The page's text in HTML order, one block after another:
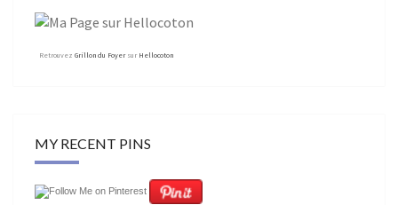
Retrouvez Grillon du Foyersur Hellocoton
MY RECENT PINS